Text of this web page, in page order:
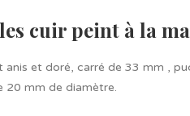
cuir peint à la
anis et doré, carré de 33 mm ,
20 mm de diamètre.